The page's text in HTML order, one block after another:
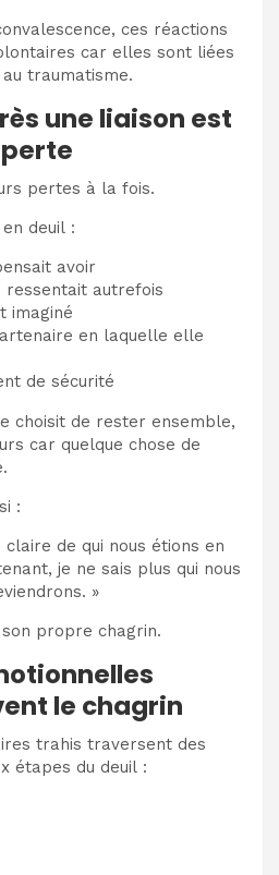
ces réactions
car elles sont liées
traumatisme.
une liaison est
pertes à la fois.
deuil :
avoir
ressentait autrefois
imaginé
en laquelle elle
de sécurité
choisit de rester ensemble,
car quelque chose de
:
de qui nous étions en
je ne sais plus qui nous
»
propre chagrin.
le chagrin
trahis traversent des
étapes du deuil :